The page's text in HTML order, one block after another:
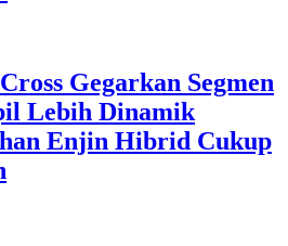
Gegarkan Segmen
Lebih Dinamik
Enjin Hibrid Cukup